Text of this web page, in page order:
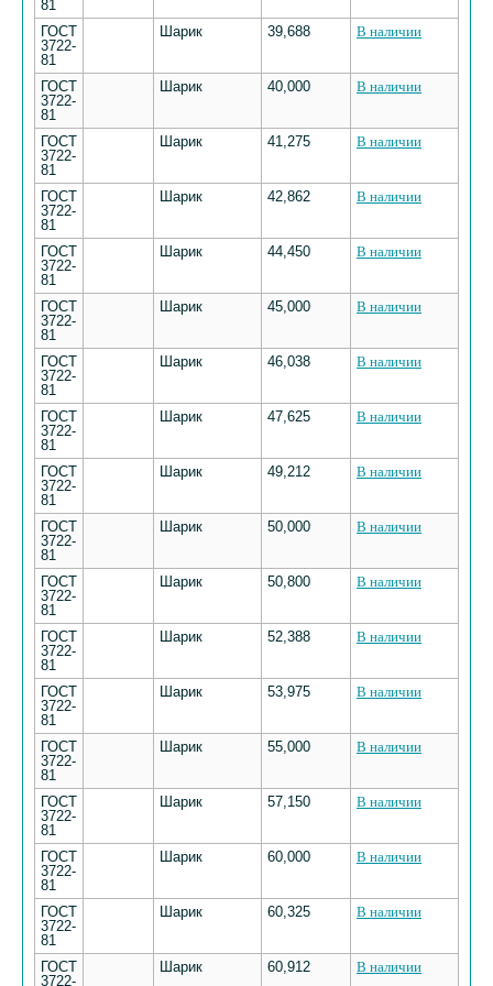
81
ГОСТ
3722-
81
Шарик 39,688 В наличии
ГОСТ
3722-
81
Шарик 40,000 В наличии
ГОСТ
3722-
81
Шарик 41,275 В наличии
ГОСТ
3722-
81
Шарик 42,862 В наличии
ГОСТ
3722-
81
Шарик 44,450 В наличии
ГОСТ
3722-
81
Шарик 45,000 В наличии
ГОСТ
3722-
81
Шарик 46,038 В наличии
ГОСТ
3722-
81
Шарик 47,625 В наличии
ГОСТ
3722-
81
Шарик 49,212 В наличии
ГОСТ
3722-
81
Шарик 50,000 В наличии
ГОСТ
3722-
81
Шарик 50,800 В наличии
ГОСТ
3722-
81
Шарик 52,388 В наличии
ГОСТ
3722-
81
Шарик 53,975 В наличии
ГОСТ
3722-
81
Шарик 55,000 В наличии
ГОСТ
3722-
81
Шарик 57,150 В наличии
ГОСТ
3722-
81
Шарик 60,000 В наличии
ГОСТ
3722-
81
Шарик 60,325 В наличии
ГОСТ
3722-
Шарик 60,912 В наличии